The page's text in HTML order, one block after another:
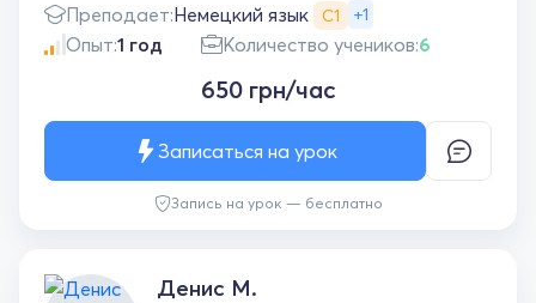
Преподает:Немецкий язык С1 +1
Опыт:1 год Количество учеников:6
650 грн/час
Запись на урок — бесплатно
Записаться на урок
Денис М.